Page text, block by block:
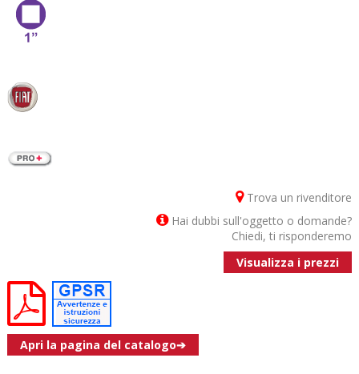
Trova un rivenditore
Hai dubbi sull'oggetto o domande?
Chiedi, ti risponderemo
Visualizza i prezzi
Apri la pagina del catalogo➔